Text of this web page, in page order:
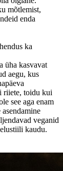
mõtlemist,
enda
ka
üha kasvavat
aegu, kus
riiete, toidu kui
see aga enam
veganid
kaudu.